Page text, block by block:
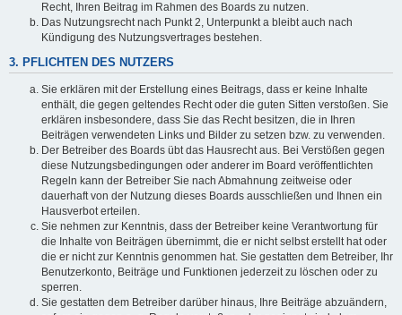
Recht, Ihren Beitrag im Rahmen des Boards zu nutzen.
Das Nutzungsrecht nach Punkt 2, Unterpunkt a bleibt auch nach
Kündigung des Nutzungsvertrages bestehen.
3. PFLICHTEN DES NUTZERS
Sie erklären mit der Erstellung eines Beitrags, dass er keine Inhalte
enthält, die gegen geltendes Recht oder die guten Sitten verstoßen. Sie
erklären insbesondere, dass Sie das Recht besitzen, die in Ihren
Beiträgen verwendeten Links und Bilder zu setzen bzw. zu verwenden.
Der Betreiber des Boards übt das Hausrecht aus. Bei Verstößen gegen
diese Nutzungsbedingungen oder anderer im Board veröffentlichten
Regeln kann der Betreiber Sie nach Abmahnung zeitweise oder
dauerhaft von der Nutzung dieses Boards ausschließen und Ihnen ein
Hausverbot erteilen.
Sie nehmen zur Kenntnis, dass der Betreiber keine Verantwortung für
die Inhalte von Beiträgen übernimmt, die er nicht selbst erstellt hat oder
die er nicht zur Kenntnis genommen hat. Sie gestatten dem Betreiber, Ihr
Benutzerkonto, Beiträge und Funktionen jederzeit zu löschen oder zu
sperren.
Sie gestatten dem Betreiber darüber hinaus, Ihre Beiträge abzuändern,